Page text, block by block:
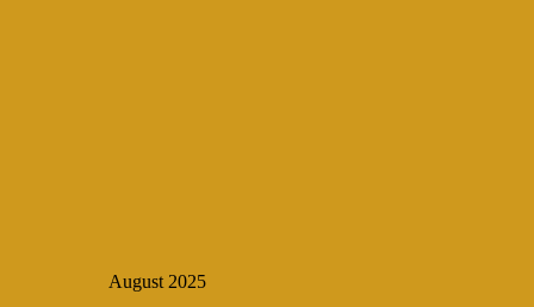
August 2025